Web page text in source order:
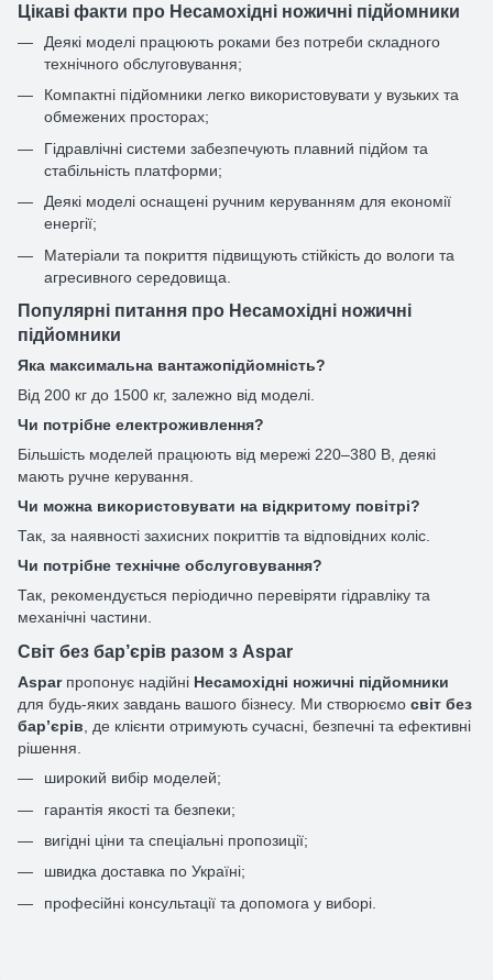
Цікаві факти про Несамохідні ножичні підйомники
Деякі моделі працюють роками без потреби складного
технічного обслуговування;
Компактні підйомники легко використовувати у вузьких та
обмежених просторах;
Гідравлічні системи забезпечують плавний підйом та
стабільність платформи;
Деякі моделі оснащені ручним керуванням для економії
енергії;
Матеріали та покриття підвищують стійкість до вологи та
агресивного середовища.
Популярні питання про Несамохідні ножичні
підйомники
Яка максимальна вантажопідйомність?
Від 200 кг до 1500 кг, залежно від моделі.
Чи потрібне електроживлення?
Більшість моделей працюють від мережі 220–380 В, деякі
мають ручне керування.
Чи можна використовувати на відкритому повітрі?
Так, за наявності захисних покриттів та відповідних коліс.
Чи потрібне технічне обслуговування?
Так, рекомендується періодично перевіряти гідравліку та
механічні частини.
Світ без бар’єрів разом з Aspar
Asparпропонує надійні Несамохідні ножичні підйомники
для будь-яких завдань вашого бізнесу. Ми створюємо світ без
бар’єрів, де клієнти отримують сучасні, безпечні та ефективні
рішення.
широкий вибір моделей;
гарантія якості та безпеки;
вигідні ціни та спеціальні пропозиції;
швидка доставка по Україні;
професійні консультації та допомога у виборі.